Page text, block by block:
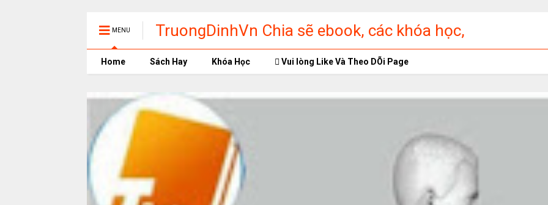
MENU
TruongDinhVn Chia sẽ ebook, các khóa học,
phần mềm học tập miễn phí
Home Sách Hay Khóa Học Vui lòng Like Và Theo DÕi Page